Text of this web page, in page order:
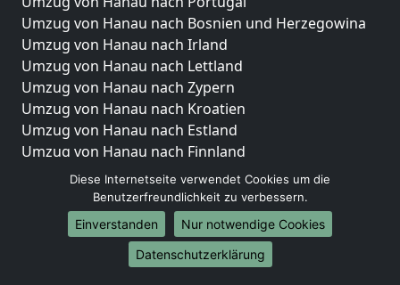
Umzug von Hanau nach Bosnien und Herzegowina
Umzug von Hanau nach Irland
Umzug von Hanau nach Lettland
Umzug von Hanau nach Zypern
Umzug von Hanau nach Kroatien
Umzug von Hanau nach Estland
Umzug von Hanau nach Finnland
Umzug von Hanau nach Frankreich
Umzug von Hanau nach Griechenland
Umzug von Hanau nach Italien
Umzug von Hanau nach Liechtenstein
Umzug von Hanau nach Luxemburg
Diese Internetseite verwendet Cookies um die
Benutzerfreundlichkeit zu verbessern.
Einverstanden
Nur notwendige Cookies
Datenschutzerklärung